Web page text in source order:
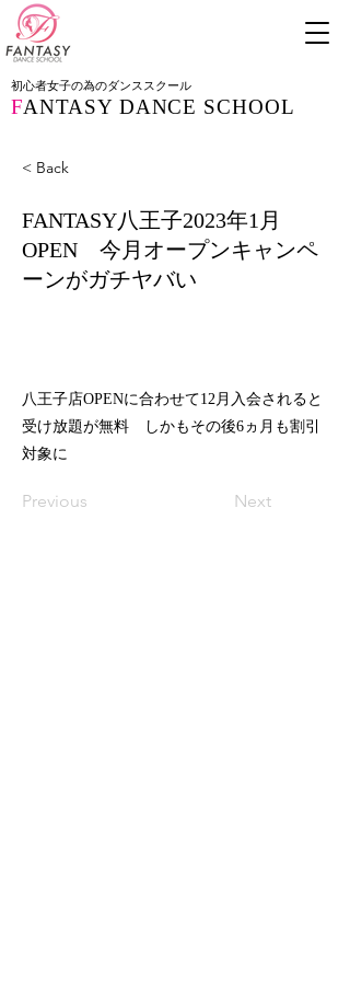
初心者女子の為のダンススクール
FANTASY DANCE SCHOOL
< Back
FANTASY八王子2023年1月
OPEN 今月オープンキャンペ
ーンがガチヤバい
八王子店OPENに合わせて12月入会されると
受け放題が無料 しかもその後6ヵ月も割引
対象に
Previous Next